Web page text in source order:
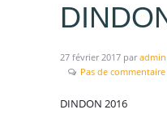
27 février 2017 paradmin
Pas de commentaire
DINDON 2016